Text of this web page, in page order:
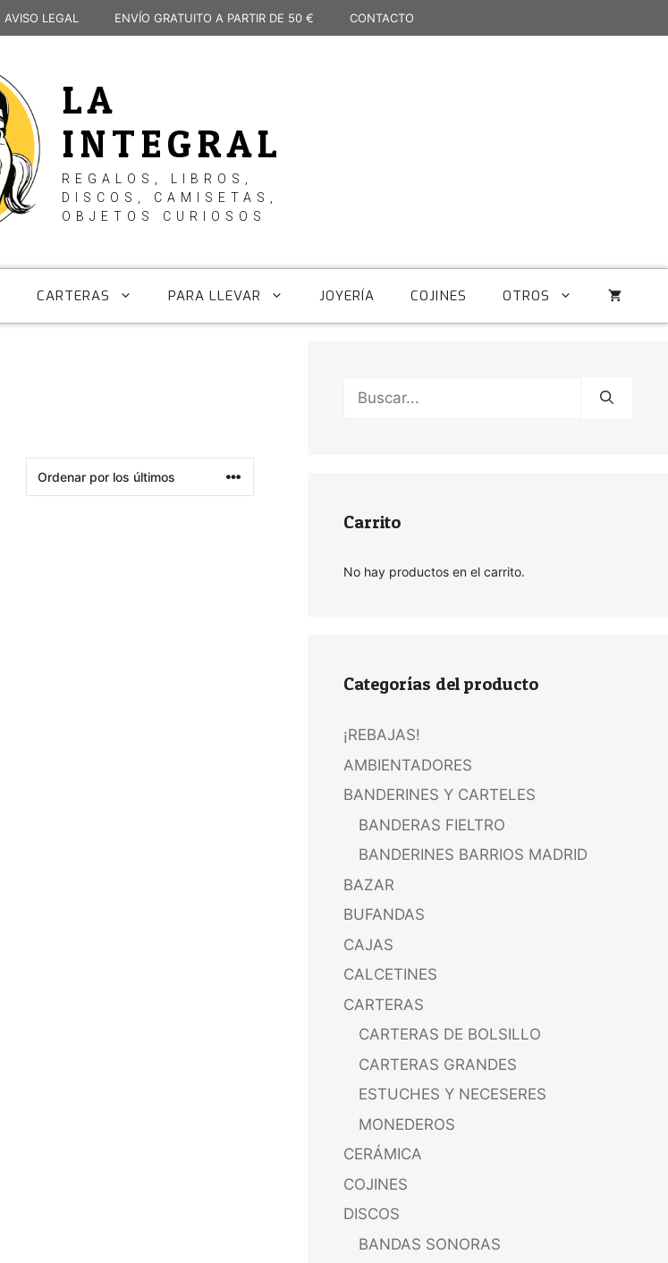
AVISO LEGAL ENVÍO GRATUITO A PARTIR DE 50 € CONTACTO
LA
INTEGRAL
REGALOS, LIBROS,
DISCOS, CAMISETAS,
OBJETOS CURIOSOS
CARTERAS PARA LLEVAR JOYERÍA COJINES OTROS
Buscar:
Carrito
No hay productos en el carrito.
Categorías del producto
¡REBAJAS!
AMBIENTADORES
BANDERINES Y CARTELES
BANDERAS FIELTRO
BANDERINES BARRIOS MADRID
BAZAR
BUFANDAS
CAJAS
CALCETINES
CARTERAS
CARTERAS DE BOLSILLO
CARTERAS GRANDES
ESTUCHES Y NECESERES
MONEDEROS
CERÁMICA
COJINES
DISCOS
BANDAS SONORAS